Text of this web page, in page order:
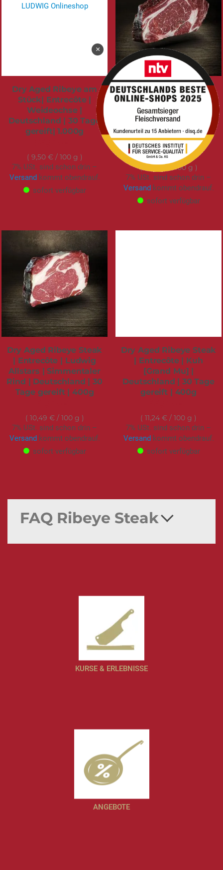
Dry Aged Ribeye am
Stück| Entrecôte |
Weideochse |
Deutschland | 30 Tage
gereift| 1.000g
9,50 €/ 100 g
7% USt. sind schon drin –
Versand kommt obendrauf.
sofort verfügbar
Dry Aged Ribeye Steak
| Entrecôte [SELECT] |
Ludwig Allstars |
Simmentaler Rind |
Deutschland | 30 Tage
gereift | 400g
52,95 €
13,24 €
/ 100 g
7% USt. sind schon drin –
Versand kommt obendrauf.
sofort verfügbar
Dry Aged Ribeye Steak
| Entrecôte | Ludwig
Allstars | Simmentaler
Rind | Deutschland | 30
Tage gereift | 400g
10,49 €/ 100 g
7% USt. sind schon drin –
Versand kommt obendrauf.
sofort verfügbar
Dry Aged Ribeye Steak
| Entrecôte | Kuh
[Grand Mu] |
Deutschland | 30 Tage
gereift | 400g
11,24 € / 100 g
7% USt. sind schon drin –
Versand kommt obendrauf.
sofort verfügbar
FAQ Ribeye Steak
KURSE & ERLEBNISSE
ANGEBOTE
×